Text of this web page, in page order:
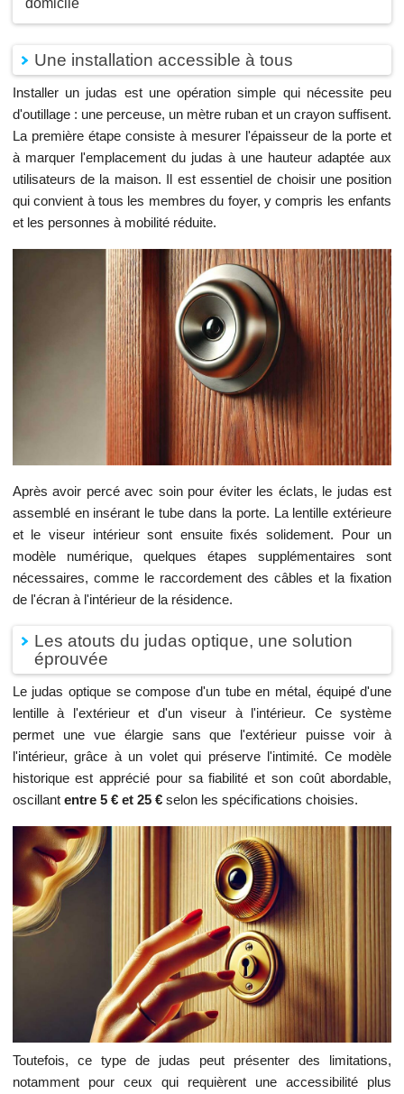
domicile
Une installation accessible à tous
Installer un judas est une opération simple qui nécessite peu
d'outillage : une perceuse, un mètre ruban et un crayon suffisent.
La première étape consiste à mesurer l'épaisseur de la porte et
à marquer l'emplacement du judas à une hauteur adaptée aux
utilisateurs de la maison. Il est essentiel de choisir une position
qui convient à tous les membres du foyer, y compris les enfants
et les personnes à mobilité réduite.
Après avoir percé avec soin pour éviter les éclats, le judas est
assemblé en insérant le tube dans la porte. La lentille extérieure
et le viseur intérieur sont ensuite fixés solidement. Pour un
modèle numérique, quelques étapes supplémentaires sont
nécessaires, comme le raccordement des câbles et la fixation
de l'écran à l'intérieur de la résidence.
Les atouts du judas optique, une solution
éprouvée
Le judas optique se compose d'un tube en métal, équipé d'une
lentille à l'extérieur et d'un viseur à l'intérieur. Ce système
permet une vue élargie sans que l'extérieur puisse voir à
l'intérieur, grâce à un volet qui préserve l'intimité. Ce modèle
historique est apprécié pour sa fiabilité et son coût abordable,
oscillant entre 5 € et 25 €selon les spécifications choisies.
Toutefois, ce type de judas peut présenter des limitations,
notamment pour ceux qui requièrent une accessibilité plus